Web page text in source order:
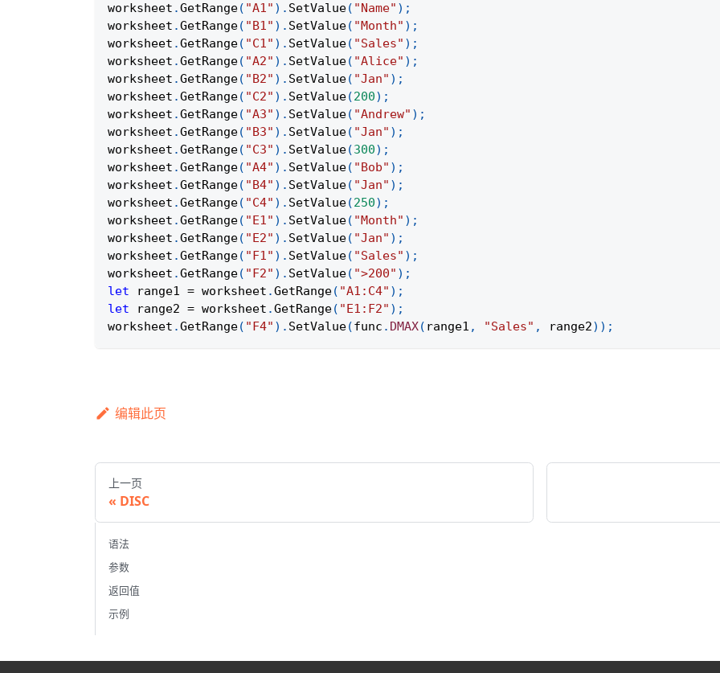
worksheet .GetRange( "A1" ) . SetValue( "Name" ) ;
worksheet .GetRange( "B1" ) . SetValue( "Month" ) ;
worksheet .GetRange( "C1" ) . SetValue( "Sales" ) ;
worksheet .GetRange( "A2" ) . SetValue( "Alice" ) ;
worksheet .GetRange( "B2" ) . SetValue( "Jan" ) ;
worksheet .GetRange( "C2" ) . SetValue(200) ;
worksheet .GetRange( "A3" ) . SetValue( "Andrew" ) ;
worksheet .GetRange( "B3" ) . SetValue( "Jan" ) ;
worksheet .GetRange( "C3" ) . SetValue(300) ;
worksheet .GetRange( "A4" ) . SetValue( "Bob" ) ;
worksheet .GetRange( "B4" ) . SetValue( "Jan" ) ;
worksheet .GetRange( "C4" ) . SetValue(250) ;
worksheet .GetRange( "E1" ) . SetValue( "Month" ) ;
worksheet .GetRange( "E2" ) . SetValue( "Jan" ) ;
worksheet .GetRange( "F1" ) . SetValue( "Sales" ) ;
worksheet .GetRange( "F2" ) . SetValue( ">200" ) ;
let range1 = worksheet .GetRange( "A1:C4" ) ;
let range2 = worksheet .GetRange( "E1:F2" ) ;
worksheet .GetRange( "F4" ) . SetValue(func . DMAX( range1 , "Sales" , range2) ) ;
编辑此页
上一页
DISC
语法
参数
返回值
示例